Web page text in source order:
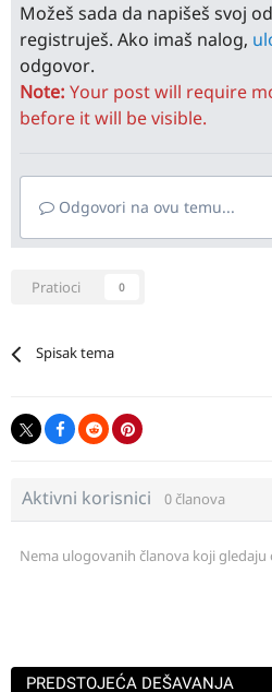
Možeš sada da napišeš svoj
registruješ. Ako imaš nalog,
odgovor.
Note: Your post will require
before it will be visible.
Odgovori na ovu temu...
Pratioci 0
Spisak tema
Aktivni korisnici 0 članova
Nema ulogovanih članova koji gledaju
PREDSTOJEĆA DEŠAVANJA